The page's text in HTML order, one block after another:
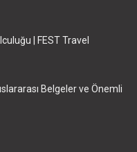
| FEST Travel
Belgeler ve Önemli